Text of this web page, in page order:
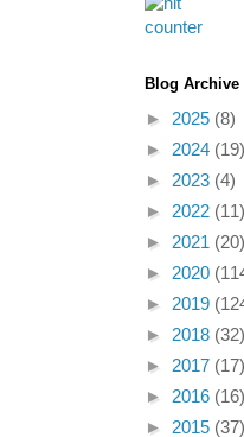
Blog Archive
► 2025 (8)
► 2024 (19)
► 2023 (4)
► 2022 (11)
► 2021 (20)
► 2020
► 2019
► 2018 (32)
► 2017 (17)
► 2016 (16)
► 2015 (37)